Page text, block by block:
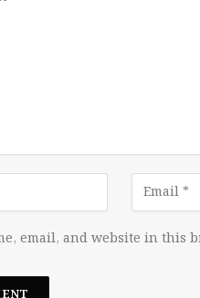
email, and website in this